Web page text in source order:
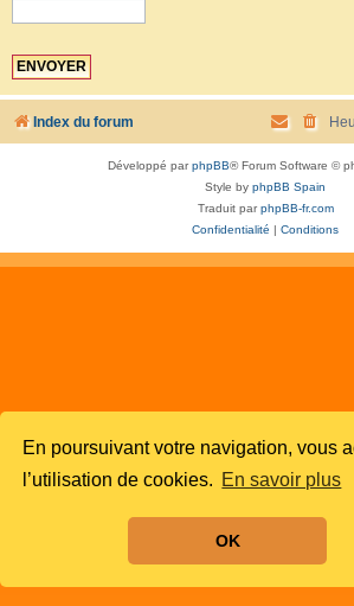
En poursuivant votre navigation, vous
l’utilisation de cookies. En savoir plus
OK
Index du forum
Développé parphpBB® Forum Software ©
Style by phpBB Spain
Traduit parphpBB-fr.com
Confidentialité
Conditions